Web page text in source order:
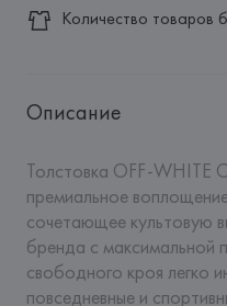
Количество товаров
Описание
Толстовка OFF-WHITE
премиальное
сочетающее культовую
бренда с максимальной
свободного кроя легко
повседневные и